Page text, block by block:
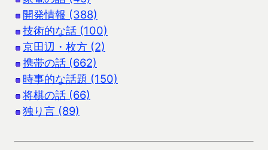
開発情報 (388)
技術的な話 (100)
京田辺・枚方 (2)
携帯の話 (662)
時事的な話題 (150)
将棋の話 (66)
独り言 (89)